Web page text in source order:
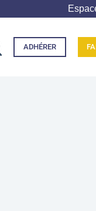
ADHÉRER